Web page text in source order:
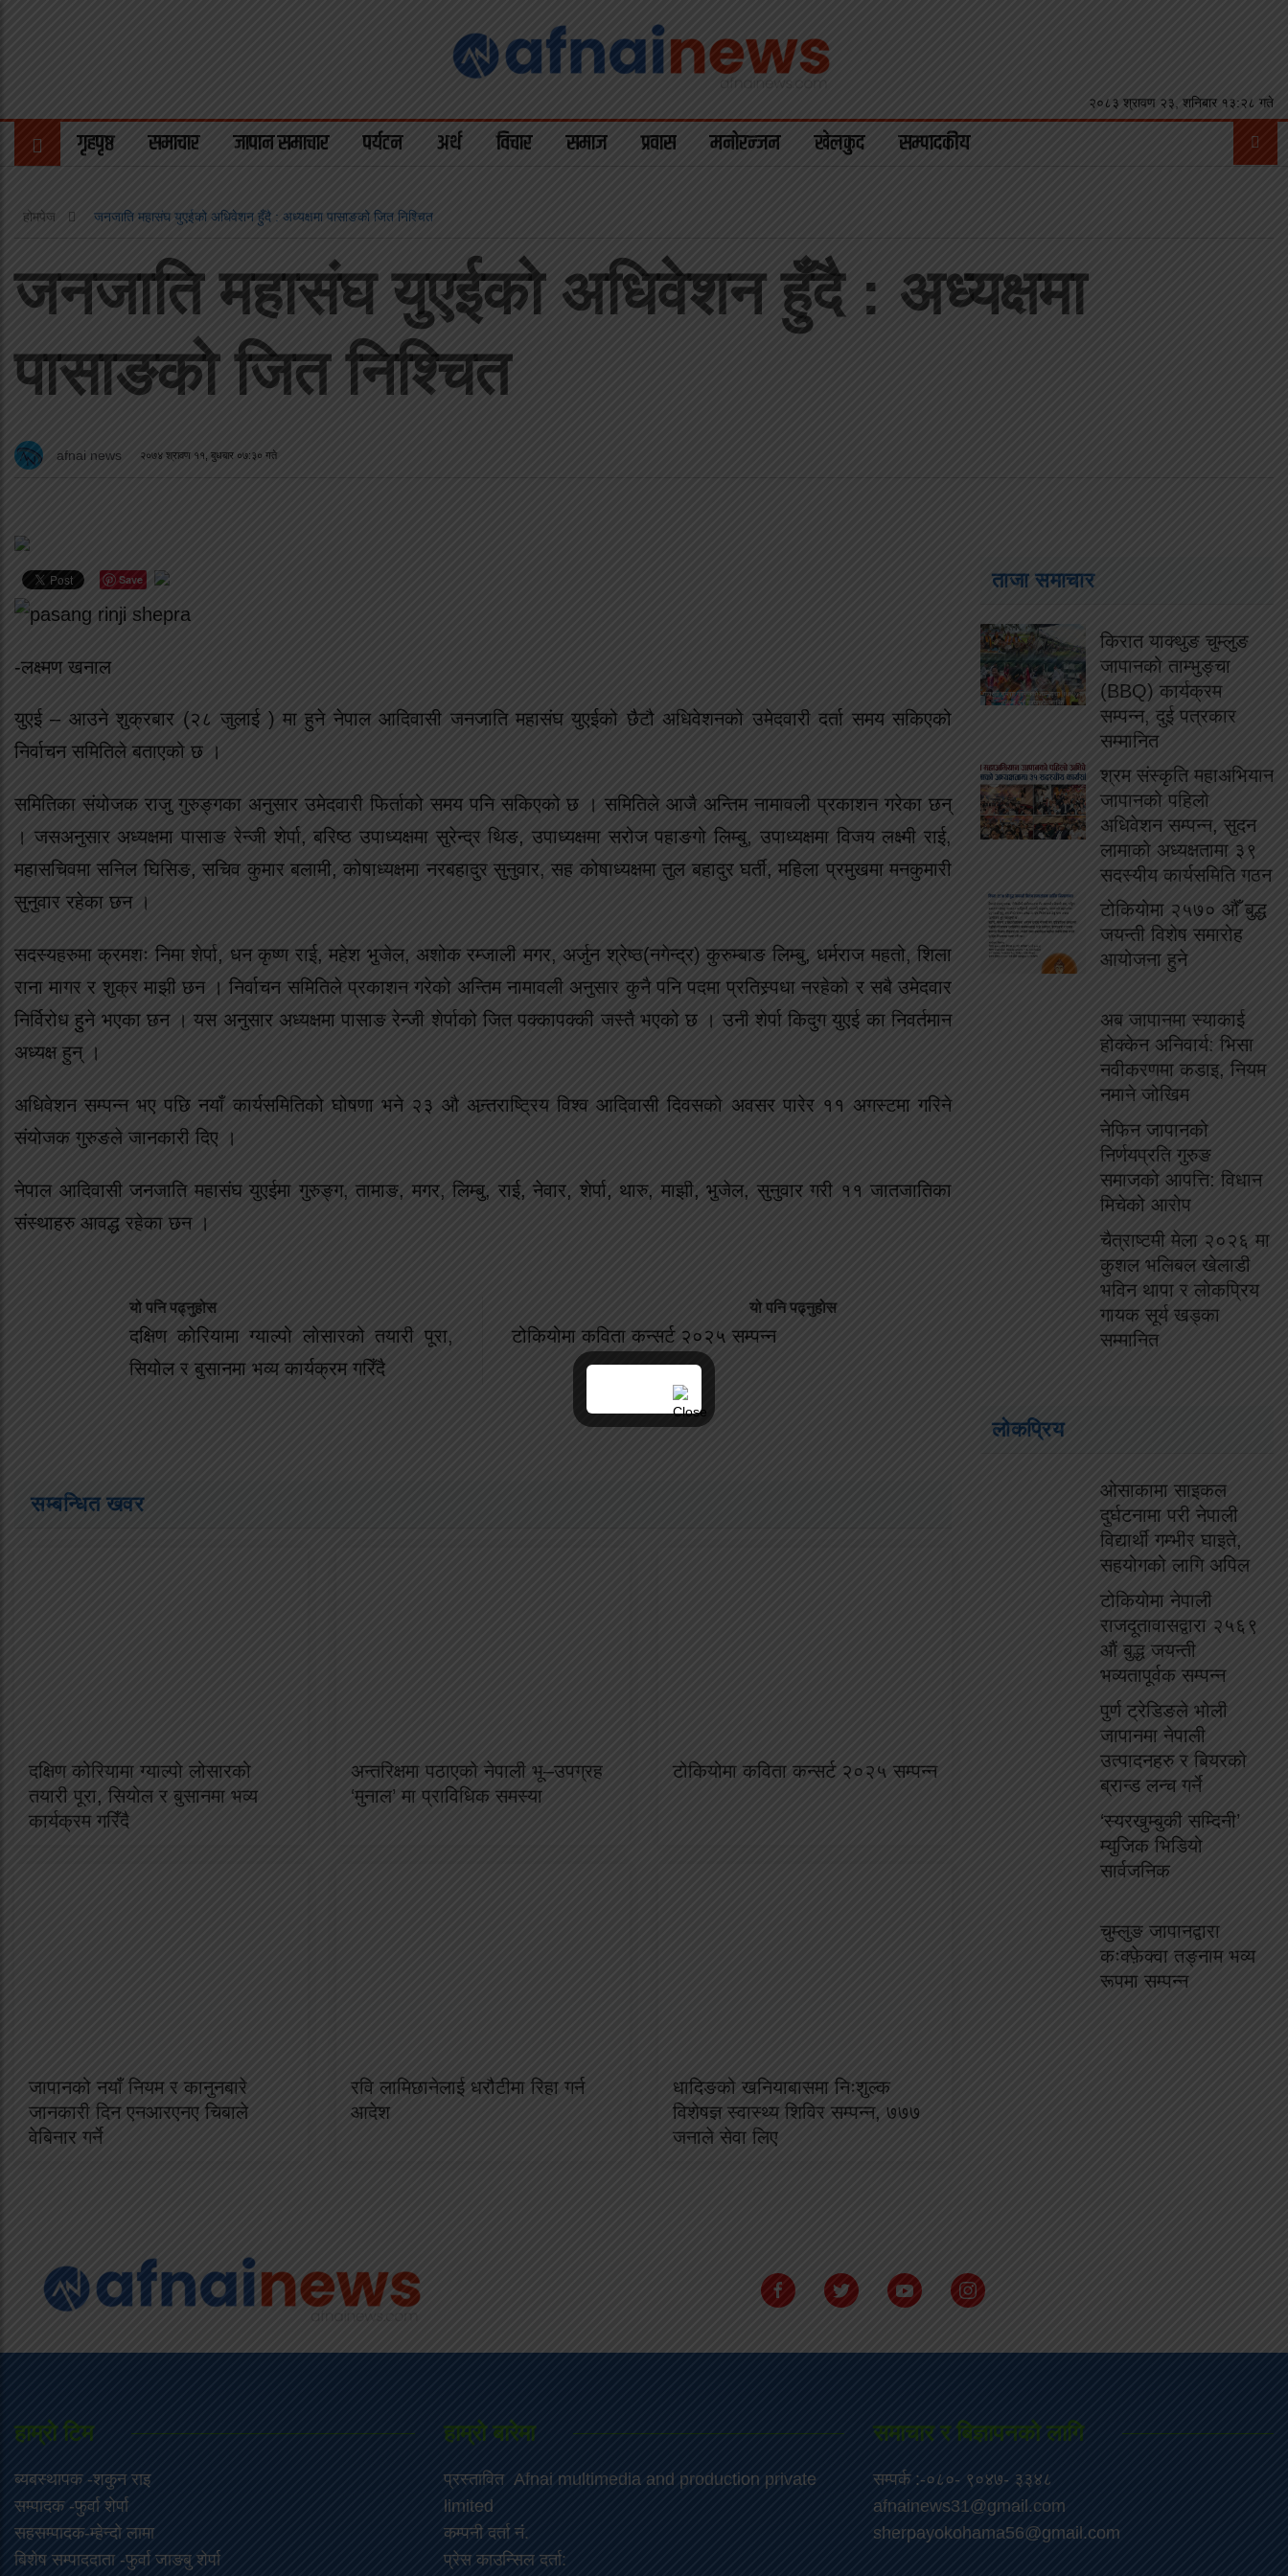
२०८३ श्रावण २३, शनिबार १३:२८ गते
गृहपृष्ठ समाचार जापान समाचार पर्यटन अर्थ विचार समाज प्रवास मनोरन्जन खेलकुद सम्पादकीय
होमपेज जनजाति महासंघ युएईको अधिवेशन हुँदै : अध्यक्षमा पासाङको जित निश्चित
जनजाति महासंघ युएईको अधिवेशन हुँदै : अध्यक्षमा
पासाङको जित निश्चित
afnai news २०७४ श्रावण ११, बुधबार ०७:३० गते
Save
-लक्ष्मण खनाल
युएई – आउने शुक्रबार (२८ जुलाई ) मा हुने नेपाल आदिवासी जनजाति महासंघ युएईको छैटौ अधिवेशनको उमेदवारी दर्ता समय सकिएको
निर्वाचन समितिले बताएको छ ।
समितिका संयोजक राजु गुरुङ्गका अनुसार उमेदवारी फिर्ताको समय पनि सकिएको छ । समितिले आजै अन्तिम नामावली प्रकाशन गरेका छन्
। जसअनुसार अध्यक्षमा पासाङ रेन्जी शेर्पा, बरिष्ठ उपाध्यक्षमा सुरेन्द्र थिङ, उपाध्यक्षमा सरोज पहाङगो लिम्बु, उपाध्यक्षमा विजय लक्ष्मी राई,
महासचिवमा सनिल घिसिङ, सचिव कुमार बलामी, कोषाध्यक्षमा नरबहादुर सुनुवार, सह कोषाध्यक्षमा तुल बहादुर घर्ती, महिला प्रमुखमा मनकुमारी
सुनुवार रहेका छन ।
सदस्यहरुमा क्रमशः निमा शेर्पा, धन कृष्ण राई, महेश भुजेल, अशोक रम्जाली मगर, अर्जुन श्रेष्ठ(नगेन्द्र) कुरुम्बाङ लिम्बु, धर्मराज महतो, शिला
राना मागर र शुक्र माझी छन । निर्वाचन समितिले प्रकाशन गरेको अन्तिम नामावली अनुसार कुनै पनि पदमा प्रतिस्र्पधा नरहेको र सबै उमेदवार
निर्विरोध हुुने भएका छन । यस अनुसार अध्यक्षमा पासाङ रेन्जी शेर्पाको जित पक्कापक्की जस्तै भएको छ । उनी शेर्पा किदुग युएई का निवर्तमान
अध्यक्ष हुन् ।
अधिवेशन सम्पन्न भए पछि नयाँ कार्यसमितिको घोषणा भने २३ औ अन्र्तराष्ट्रिय विश्व आदिवासी दिवसको अवसर पारेर ११ अगस्टमा गरिने
संयोजक गुरुङले जानकारी दिए ।
नेपाल आदिवासी जनजाति महासंघ युएईमा गुरुङ्ग, तामाङ, मगर, लिम्बु, राई, नेवार, शेर्पा, थारु, माझी, भुजेल, सुनुवार गरी ११ जातजातिका
संस्थाहरु आवद्ध रहेका छन ।
यो पनि पढ्नुहोस
दक्षिण कोरियामा ग्याल्पो लोसारको तयारी पूरा,
सियोल र बुसानमा भव्य कार्यक्रम गरिँदै
यो पनि पढ्नुहोस
टोकियोमा कविता कन्सर्ट २०२५ सम्पन्न
सम्बन्धित खवर
दक्षिण कोरियामा ग्याल्पो लोसारको
तयारी पूरा, सियोल र बुसानमा भव्य
कार्यक्रम गरिँदै
अन्तरिक्षमा पठाएको नेपाली भू–उपग्रह
‘मुनाल’ मा प्राविधिक समस्या
टोकियोमा कविता कन्सर्ट २०२५ सम्पन्न
जापानको नयाँ नियम र कानुनबारे
जानकारी दिन एनआरएनए चिबाले
वेबिनार गर्ने
रवि लामिछानेलाई धरौटीमा रिहा गर्न
आदेश
धादिङको खनियाबासमा निःशुल्क
विशेषज्ञ स्वास्थ्य शिविर सम्पन्न, ७७७
जनाले सेवा लिए
ताजा समाचार
किरात याक्थुङ चुम्लुङ
जापानको ताम्भुङ्चा
(BBQ) कार्यक्रम
सम्पन्न, दुई पत्रकार
सम्मानित
श्रम संस्कृति महाअभियान
जापानको पहिलो
अधिवेशन सम्पन्न, सुदन
लामाको अध्यक्षतामा ३९
सदस्यीय कार्यसमिति गठन
टोकियोमा २५७० औँ बुद्ध
जयन्ती विशेष समारोह
आयोजना हुने
अब जापानमा स्याकाई
होक्केन अनिवार्य: भिसा
नवीकरणमा कडाइ, नियम
नमाने जोखिम
नेफिन जापानको
निर्णयप्रति गुरुङ
समाजको आपत्ति: विधान
मिचेको आरोप
चैत्राष्टमी मेला २०२६ मा
कुशल भलिबल खेलाडी
भविन थापा र लोकप्रिय
गायक सूर्य खड्का
सम्मानित
लोकप्रिय
ओसाकामा साइकल
दुर्घटनामा परी नेपाली
विद्यार्थी गम्भीर घाइते,
सहयोगको लागि अपिल
टोकियोमा नेपाली
राजदूतावासद्वारा २५६९
औं बुद्ध जयन्ती
भव्यतापूर्वक सम्पन्न
पुर्ण ट्रेडिङले भोली
जापानमा नेपाली
उत्पादनहरु र बियरको
ब्रान्ड लन्च गर्ने
‘स्यरखुम्बुकी सम्दिनी’
म्युजिक भिडियो
सार्वजनिक
चुम्लुङ जापानद्वारा
कःक्फ़ेक्वा तङ्नाम भव्य
रूपमा सम्पन्न
हाम्राे टिम
ब्यबस्थापक -शकुन राइ
सम्पादक -फुर्वा शेर्पा
सहसम्पादक-म्हेन्दो लामा
‍बिशेष सम्पाददाता -फुर्वा जा‌ङबु शेर्पा
हाम्रो बारेमा
प्रस्तावित Afnai multimedia and production private
limited
कम्पनी दर्ता नं.
प्रेस काउन्सिल दर्ता:
समाचार र बिज्ञापनको लागि
सम्पर्क :-०८०- ९०४७- ३३४८
afnainews31@gmail.com
sherpayokohama56@gmail.com